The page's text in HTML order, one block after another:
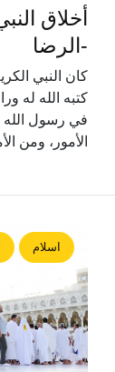
أخلاق
-الرضا
كان النبي
كتبه الله له
في رسول الله
الأمور، ومن
اسلام